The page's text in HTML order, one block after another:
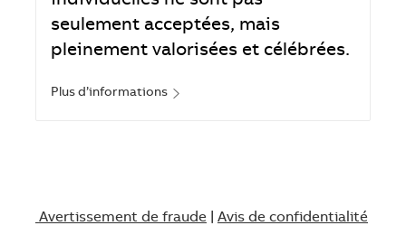
seulement acceptées, mais
pleinement valorisées et célébrées.
Plus d’informations
Avertissement de fraude| Avis de confidentialité